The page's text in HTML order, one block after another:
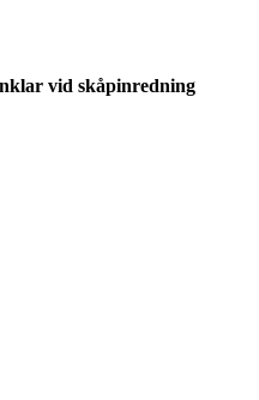
vid skåpinredning